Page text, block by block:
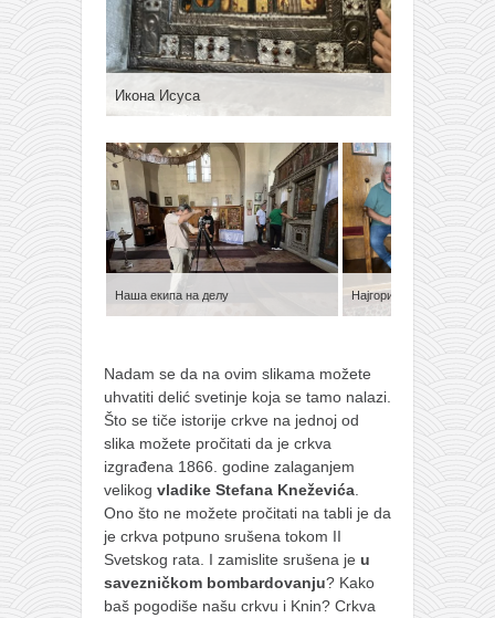
Икона Исуса Икона
Наша екипа на делу Најгори од свих – аутор.
Nadam se da na ovim slikama možete
uhvatiti delić svetinje koja se tamo nalazi.
Što se tiče istorije crkve na jednoj od
slika možete pročitati da je crkva
izgrađena 1866. godine zalaganjem
velikog vladike Stefana Kneževića
Ono što ne možete pročitati na tabli je da
je crkva potpuno srušena tokom II
Svetskog rata. I zamislite srušena je u
savezničkom bombardovanju? Kako
baš pogodiše našu crkvu i Knin? Crkva